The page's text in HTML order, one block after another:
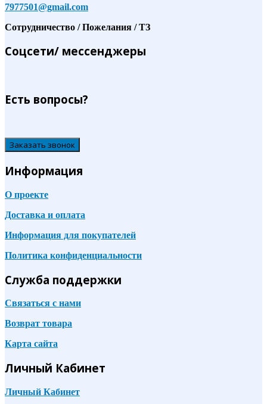
7977501@gmail.com
Сотрудничество / Пожелания / ТЗ
Соцсети/ мессенджеры
Есть вопросы?
Заказать звонок
Информация
О проекте
Доставка и оплата
Информация для покупателей
Политика конфиденциальности
Служба поддержки
Связаться с нами
Возврат товара
Карта сайта
Личный Кабинет
Личный Кабинет